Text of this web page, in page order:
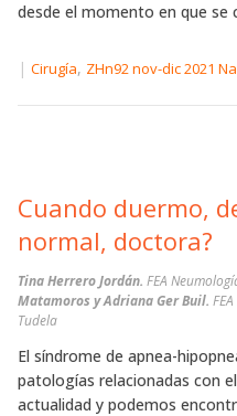
desde el momento en que se
| Cirugía, ZHn92 nov-dic 2021
Cuando duermo,
normal, doctora?
Tina Herrero Jordán. FEA
Matamoros y Adriana Ger Buil.
Tudela
El síndrome de apnea-
patologías relacionadas con
actualidad y podemos